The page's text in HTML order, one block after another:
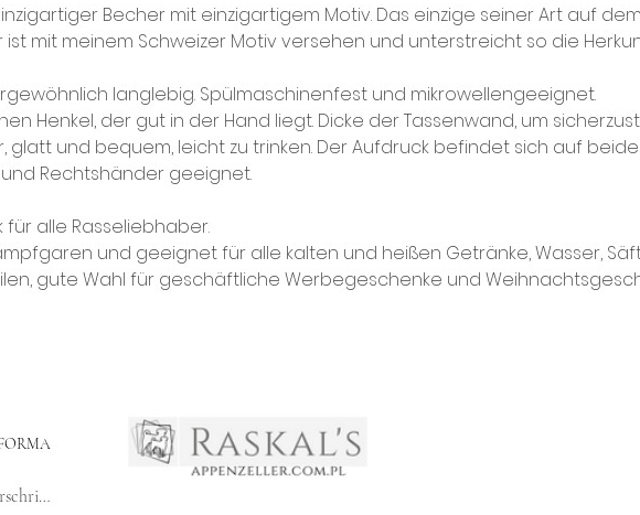
Becher mit einzigartigem Motiv. Das einzige seiner Art auf
mit meinem Schweizer Motiv versehen und unterstreicht so die
langlebig. Spülmaschinenfest und mikrowellengeeignet.
Henkel, der gut in der Hand liegt. Dicke der Tassenwand, um
glatt und bequem, leicht zu trinken. Der Aufdruck befindet sich auf
Rechtshänder geeignet.
alle Rasseliebhaber.
und geeignet für alle kalten und heißen Getränke, Wasser,
gute Wahl für geschäftliche Werbegeschenke und
Einkaufsvorschriften